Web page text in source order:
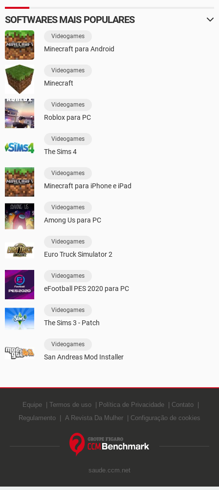
SOFTWARES MAIS POPULARES
Videogames
Minecraft para Android
Videogames
Minecraft
Videogames
Roblox para PC
Videogames
The Sims 4
Videogames
Minecraft para iPhone e iPad
Videogames
Among Us para PC
Videogames
Euro Truck Simulator 2
Videogames
eFootball PES 2020 para PC
Videogames
The Sims 3 - Patch
Videogames
San Andreas Mod Installer
Equipe Termos de uso Política de Privacidade
Contato
Regulamento
A Revista Da Mulher Configuração de cookies
saude.ccm.net